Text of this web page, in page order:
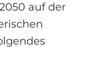
auf der